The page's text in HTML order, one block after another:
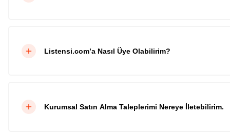
Listensi.com’a Nasıl Üye Olabilirim?
Kurumsal Satın Alma Taleplerimi Nereye İletebilirim.